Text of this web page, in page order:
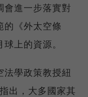
會進一步落實對
的《外太空條
上的資源。
學政策教授紐
出，大多國家其